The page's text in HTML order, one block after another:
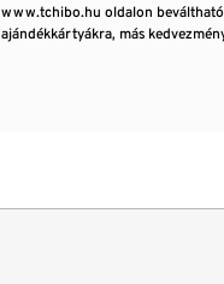
www.tchibo.hu oldalon
ajándékkártyákra, más